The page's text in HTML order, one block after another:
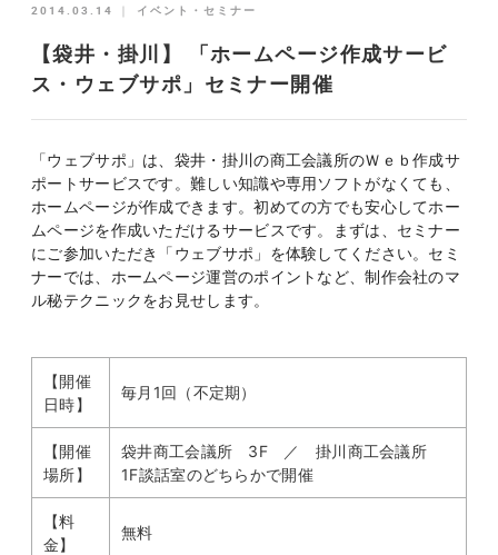
2014.03.14 ｜ イベント・セミナー
【袋井・掛川】 「ホームページ作成サービ
ス・ウェブサポ」セミナー開催
「ウェブサポ」は、袋井・掛川の商工会議所のＷｅｂ作成サ
ポートサービスです。難しい知識や専用ソフトがなくても、
ホームページが作成できます。初めての方でも安心してホー
ムページを作成いただけるサービスです。まずは、セミナー
にご参加いただき「ウェブサポ」を体験してください。セミ
ナーでは、ホームページ運営のポイントなど、制作会社のマ
ル秘テクニックをお見せします。
【開催
日時】
毎月1回（不定期）
【開催
場所】
袋井商工会議所 3F ／ 掛川商工会議所
1F談​話室のどちらかで開催
【料
金】
無料